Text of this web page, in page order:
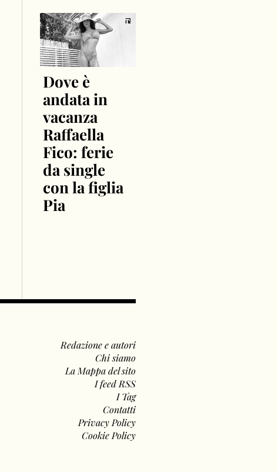
Dove è
andata in
vacanza
Raffaella
Fico: ferie
da single
con la figlia
Pia
Redazione e autori
Chi siamo
La Mappa del sito
I feed RSS
I Tag
Contatti
Privacy Policy
Cookie Policy